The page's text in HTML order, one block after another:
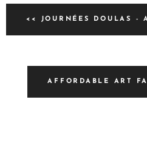
<< JOURNÉES DOULAS -
AFFORDABLE ART